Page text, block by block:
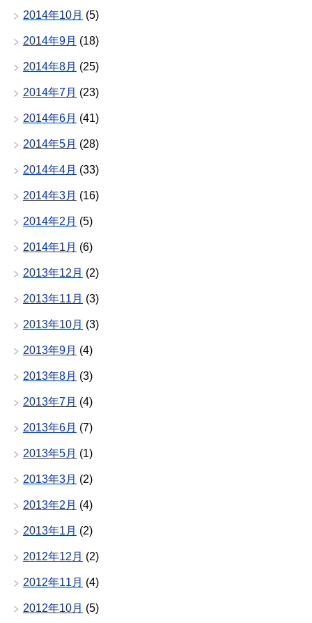
2014年10月 (5)
2014年9月 (18)
2014年8月 (25)
2014年7月 (23)
2014年6月 (41)
2014年5月 (28)
2014年4月 (33)
2014年3月 (16)
2014年2月 (5)
2014年1月 (6)
2013年12月 (2)
2013年11月 (3)
2013年10月 (3)
2013年9月 (4)
2013年8月 (3)
2013年7月 (4)
2013年6月 (7)
2013年5月 (1)
2013年3月 (2)
2013年2月 (4)
2013年1月 (2)
2012年12月 (2)
2012年11月 (4)
2012年10月 (5)